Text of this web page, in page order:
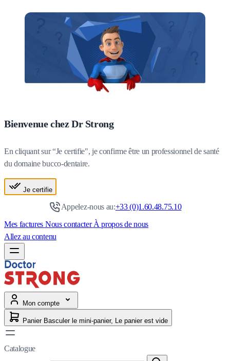
Bienvenue chez Dr Strong
En cliquant sur “Je certifie", je confirme être un professionnel de santé
du domaine bucco-dentaire.
Je certifie
Appelez-nous au:+33 (0)1.60.48.75.10
Mes factures Nous contacterÀ propos de nous
Allez au contenu
Mon compte
Panier Basculer le mini-panier, Le panier est vide
Catalogue